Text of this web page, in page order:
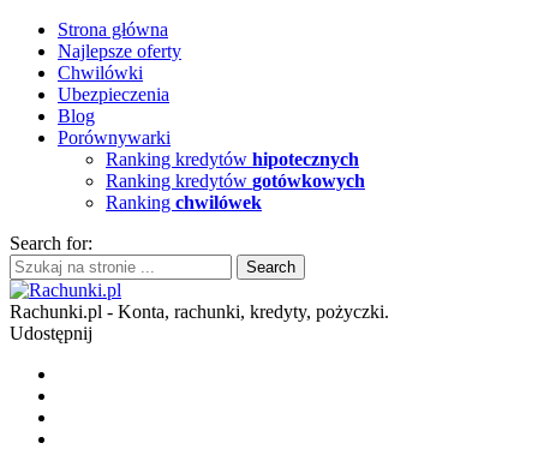
Strona główna
Najlepsze oferty
Chwilówki
Ubezpieczenia
Blog
Porównywarki
Ranking kredytów hipotecznych
Ranking kredytów gotówkowych
Ranking chwilówek
Search for:
Rachunki.pl - Konta, rachunki, kredyty, pożyczki.
Udostępnij